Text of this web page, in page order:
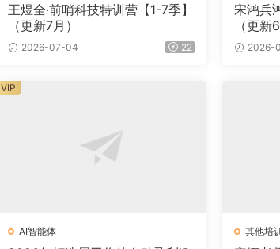
王煜全·前哨科技特训营【1-7季】
（更新7月）
2026-07-04 22
宋鸿兵
（更新
2026-
AI智能体
VIP
其他培训